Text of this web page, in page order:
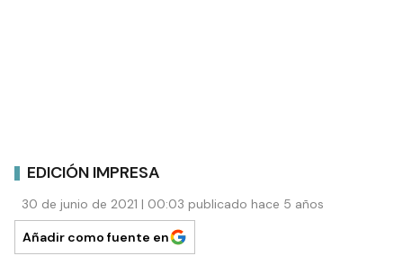
EDICIÓN IMPRESA
30 de junio de 2021 | 00:03 publicado hace 5 años
Añadir como fuente en